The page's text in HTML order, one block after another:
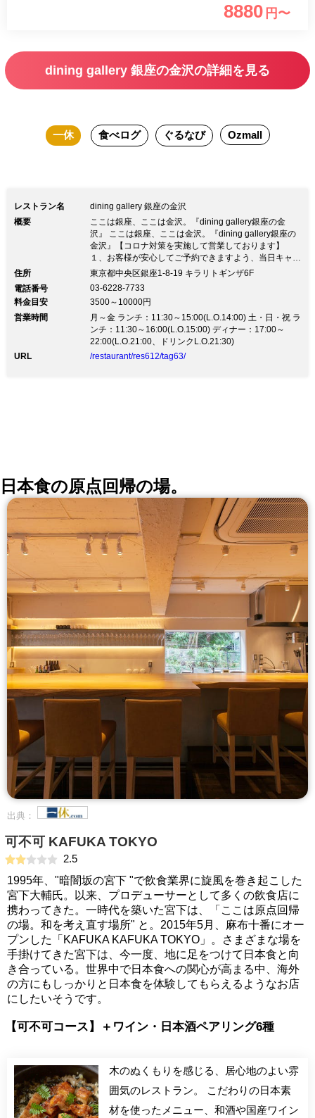
ので、 乾杯酒には金沢らしく金箔入り
8880 円〜
dining gallery 銀座の金沢の詳細を見る
一休 食べログ ぐるなび Ozmall
レストラン名
dining gallery 銀座の金沢
概要
ここは銀座、ここは金沢。『dining gallery銀座の金
沢』 ここは銀座、ここは金沢。『dining gallery銀座の
金沢』【コロナ対策を実施して営業しております】
１、お客様が安心してご予約できますよう、当日キャン
セルでもキャンセル料はいただきません。 ２、お席の
く安心してお食事いただけます。 ３、入店時にお客様
ならびにスタッフへの非接触型体温計による体温チェッ
クと手指のアルコール消毒を徹底しております。 ４、
お食事中にお客様のマスクを保管するマスクケースをお
渡ししております。 ５、お客様がお帰りの度にご利用
のテーブル、椅子、メニューのアルコール消毒を行って
住所
東京都中央区銀座1-8-19 キラリトギンザ6F
電話番号
03-6228-7733
料金目安
3500～10000円
営業時間
月～金 ランチ：11:30～15:00(L.O.14:00) 土・日・祝 ラ
ンチ：11:30～16:00(L.O.15:00) ディナー：17:00～
22:00(L.O.21:00、ドリンクL.O.21:30)
URL
/restaurant/res612/tag63/
日本食の原点回帰の場。
出典：
可不可 KAFUKA TOKYO
2.5
1995年、"暗闇坂の宮下 "で飲食業界に旋風を巻き起こした
宮下大輔氏。以来、プロデューサーとして多くの飲食店に
携わってきた。一時代を築いた宮下は、「ここは原点回帰
の場。和を考え直す場所" と。2015年5月、麻布十番にオー
プンした「KAFUKA KAFUKA TOKYO」。さまざまな場を
手掛けてきた宮下は、今一度、地に足をつけて日本食と向
き合っている。世界中で日本食への関心が高まる中、海外
の方にもしっかりと日本食を体験してもらえるようなお店
にしたいそうです。
【可不可コース】＋ワイン・日本酒ペアリング6種
木のぬくもりを感じる、居心地のよい雰
囲気のレストラン。 こだわりの日本素
材を使ったメニュー、和酒や国産ワイン